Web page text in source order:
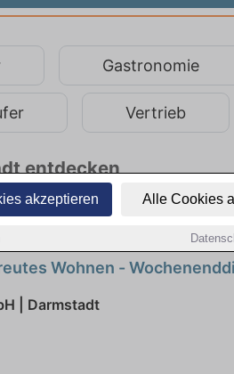
akzeptieren Alle Cookies
Gastronomie
Vertrieb
entdecken
Angebote. Entdecken Sie
Wohnen -
| Darmstadt